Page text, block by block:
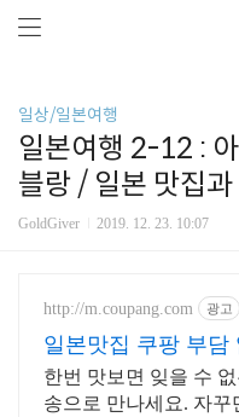
일상/일본여행
일본여행 2-12 :
블랑 / 일본 맛집과
GoldGiver 2019. 12. 23. 10:07
http://m.coupang.com 광고
일본맛집 쿠팡 부담
한번 맛보면 잊을 수
송으로 만나세요. 자꾸